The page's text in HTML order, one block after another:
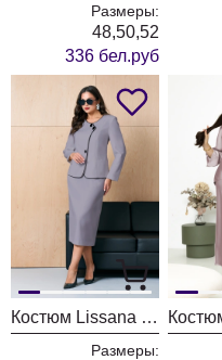
Размеры:
48,50,52
336 бел.руб
Костюм Lissana 5060
Размеры: